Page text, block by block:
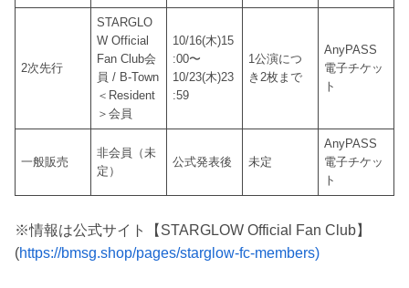
2次先行
STARGLO
W Official
Fan Club会
員 / B-Town
＜Resident
＞会員
10/16(木)15
:00〜
10/23(木)23
:59
1公演につ
き2枚まで
AnyPASS
電子チケッ
ト
一般販売
非会員（未
定）
公式発表後 未定
AnyPASS
電子チケッ
ト
※情報は公式サイト【STARGLOW Official Fan Club】
(https://bmsg.shop/pages/starglow-fc-members)